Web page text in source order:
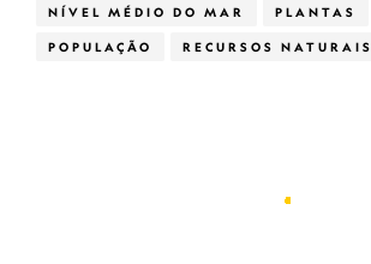
NÍVEL MÉDIO DO MAR PLANTAS
POPULAÇÃO RECURSOS NATURAIS